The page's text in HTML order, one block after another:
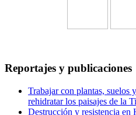
Reportajes y publicaciones
Trabajar con plantas, suelos
rehidratar los paisajes de la
Destrucción y resistencia en